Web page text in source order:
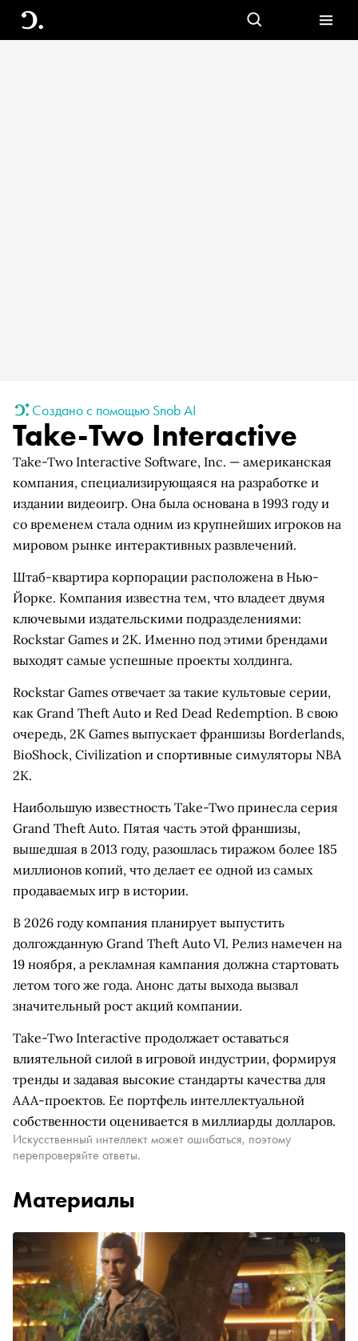
Создано с помощью Snob AI
Take-Two Interactive
Take-Two Interactive Software, Inc. — американская
компания, специализирующаяся на разработке и
издании видеоигр. Она была основана в 1993 году и
со временем стала одним из крупнейших игроков на
мировом рынке интерактивных развлечений.
Штаб-квартира корпорации расположена в Нью-
Йорке. Компания известна тем, что владеет двумя
ключевыми издательскими подразделениями:
Rockstar Games и 2K. Именно под этими брендами
выходят самые успешные проекты холдинга.
Rockstar Games отвечает за такие культовые серии,
как Grand Theft Auto и Red Dead Redemption. В свою
очередь, 2K Games выпускает франшизы Borderlands,
BioShock, Civilization и спортивные симуляторы NBA
2K.
Наибольшую известность Take-Two принесла серия
Grand Theft Auto. Пятая часть этой франшизы,
вышедшая в 2013 году, разошлась тиражом более 185
миллионов копий, что делает ее одной из самых
продаваемых игр в истории.
В 2026 году компания планирует выпустить
долгожданную Grand Theft Auto VI. Релиз намечен на
19 ноября, а рекламная кампания должна стартовать
летом того же года. Анонс даты выхода вызвал
значительный рост акций компании.
Take-Two Interactive продолжает оставаться
влиятельной силой в игровой индустрии, формируя
тренды и задавая высокие стандарты качества для
AAA-проектов. Ее портфель интеллектуальной
собственности оценивается в миллиарды долларов.
Искусственный интеллект может ошибаться, поэтому
перепроверяйте ответы.
Материалы